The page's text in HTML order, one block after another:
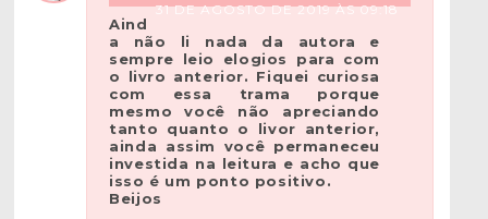
31 DE AGOSTO DE 2019 ÀS 09:18
Aind
a não li nada da autora e
sempre leio elogios para com
o livro anterior. Fiquei curiosa
com essa trama porque
mesmo você não apreciando
tanto quanto o livor anterior,
ainda assim você permaneceu
investida na leitura e acho que
isso é um ponto positivo.
Beijos